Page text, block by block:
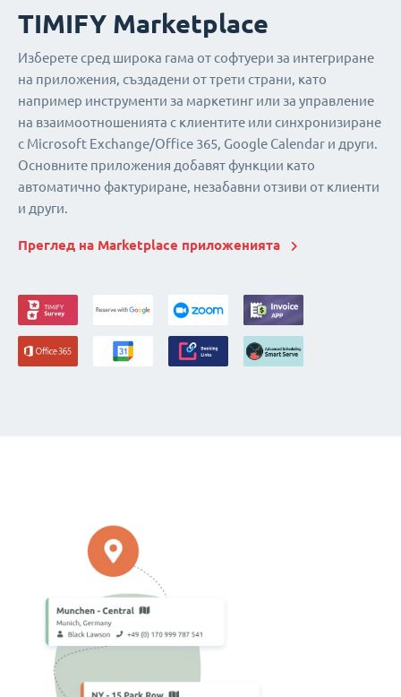
TIMIFY Marketplace
Изберете сред широка гама от софтуери за интегриране
на приложения, създадени от трети страни, като
например инструменти за маркетинг или за управление
на взаимоотношенията с клиентите или синхронизиране
с Microsoft Exchange/Office 365, Google Calendar и други.
Основните приложения добавят функции като
автоматично фактуриране, незабавни отзиви от клиенти
и други.
Преглед на Marketplace приложенията